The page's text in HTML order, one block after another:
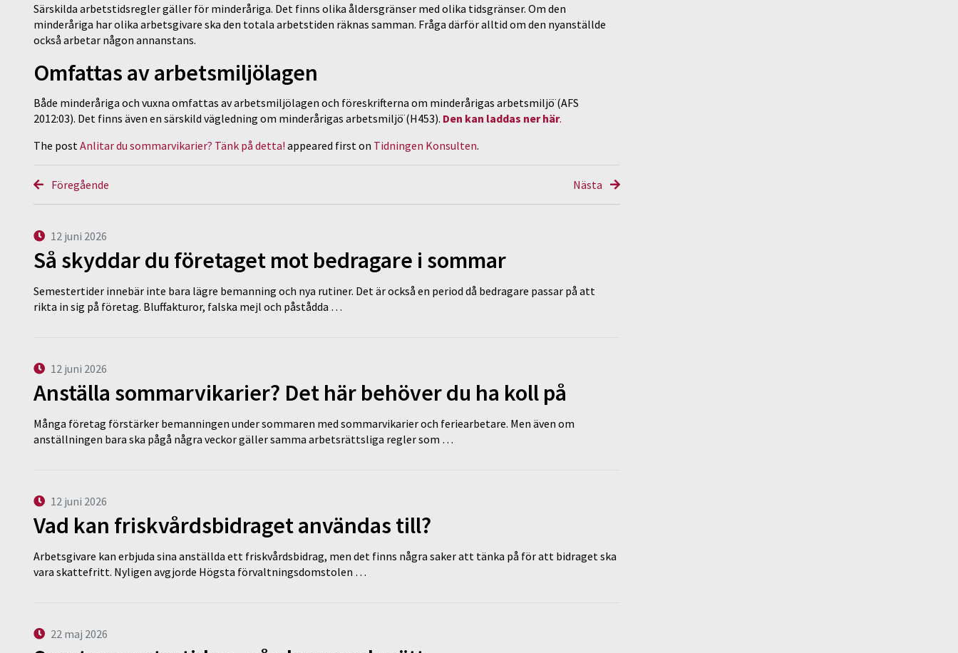
Särskilda arbetstidsregler gäller för minderåriga. Det finns olika åldersgränser med olika tidsgränser. Om den
minderåriga har olika arbetsgivare ska den totala arbetstiden räknas samman. Fråga därför alltid om den nyanställde
också arbetar någon annanstans.
Omfattas av arbetsmiljölagen
Både minderåriga och vuxna omfattas av arbetsmiljölagen och föreskrifterna om minderårigas arbetsmiljö̈ (AFS
2012:03). Det finns även en särskild vägledning om minderårigas arbetsmiljö̈ (H453). Den kan laddas ner här.
The postAnlitar du sommarvikarier? Tänk på detta! appeared first on Tidningen Konsulten.
Föregående Nästa
12 juni 2026
Så skyddar du företaget mot bedragare i sommar
Semestertider innebär inte bara lägre bemanning och nya rutiner. Det är också en period då bedragare passar på att
rikta in sig på företag. Bluffakturor, falska mejl och påstådda …
12 juni 2026
Anställa sommarvikarier? Det här behöver du ha koll på
Många företag förstärker bemanningen under sommaren med sommarvikarier och feriearbetare. Men även om
anställningen bara ska pågå några veckor gäller samma arbetsrättsliga regler som …
12 juni 2026
Vad kan friskvårdsbidraget användas till?
Arbetsgivare kan erbjuda sina anställda ett friskvårdsbidrag, men det finns några saker att tänka på för att bidraget ska
vara skattefritt. Nyligen avgjorde Högsta förvaltningsdomstolen …
22 maj 2026